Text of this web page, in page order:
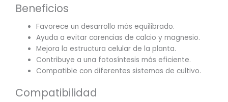
Beneficios
Favorece un desarrollo más equilibrado.
Ayuda a evitar carencias de calcio y magnesio.
Mejora la estructura celular de la planta.
Contribuye a una fotosíntesis más eficiente.
Compatible con diferentes sistemas de cultivo.
Compatibilidad